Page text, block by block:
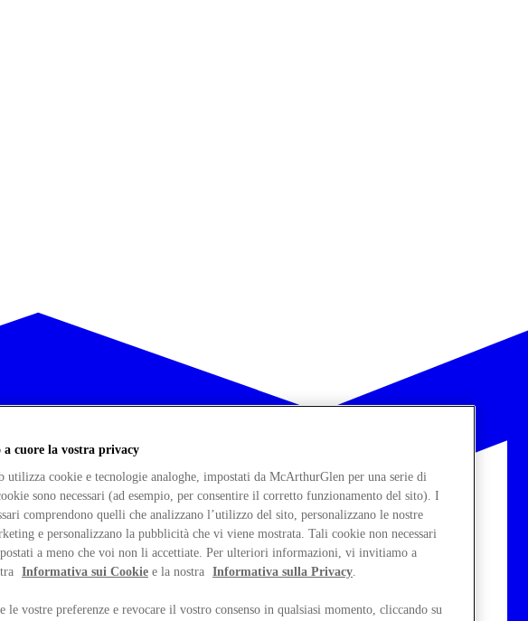
cuore la vostra privacy
utilizza cookie e tecnologie analoghe, impostati da McArthurGlen per una serie di
sono necessari (ad esempio, per consentire il corretto funzionamento del sito). I
comprendono quelli che analizzano l’utilizzo del sito, personalizzano le nostre
e personalizzano la pubblicità che vi viene mostrata. Tali cookie non necessari
a meno che voi non li accettiate. Per ulteriori informazioni, vi invitiamo a
Informativa sui Cookie e la nostra Informativa sulla Privacy.
le vostre preferenze e revocare il vostro consenso in qualsiasi momento, cliccando su